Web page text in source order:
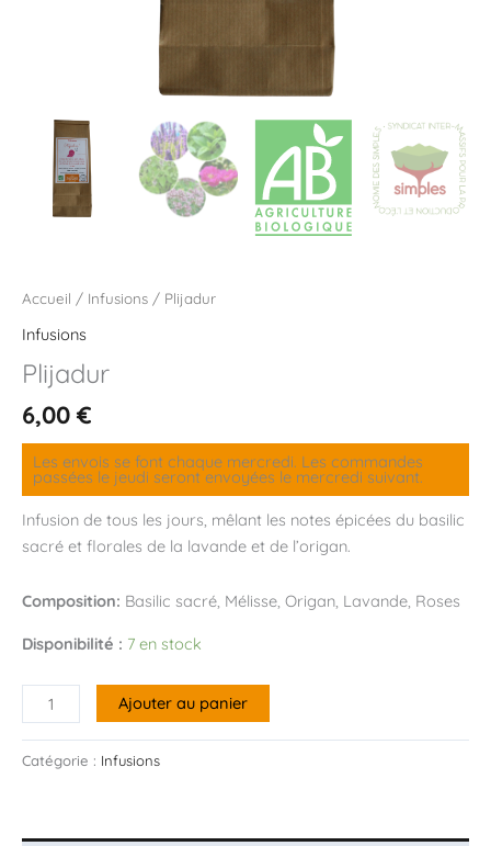
Accueil / Infusions / Plijadur
Infusions
Plijadur
6,00 €
Les envois se font chaque mercredi. Les commandes
passées le jeudi seront envoyées le mercredi suivant.
Infusion de tous les jours, mêlant les notes épicées du basilic
sacré et florales de la lavande et de l’origan.
Composition: Basilic sacré, Mélisse, Origan, Lavande, Roses
Disponibilité : 7 en stock
quantité
de
Ajouter au panier
Catégorie : Infusions